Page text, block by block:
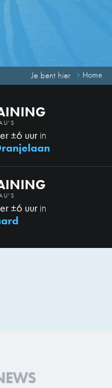
Je bent hier Home
±6 uurin
±6 uurin